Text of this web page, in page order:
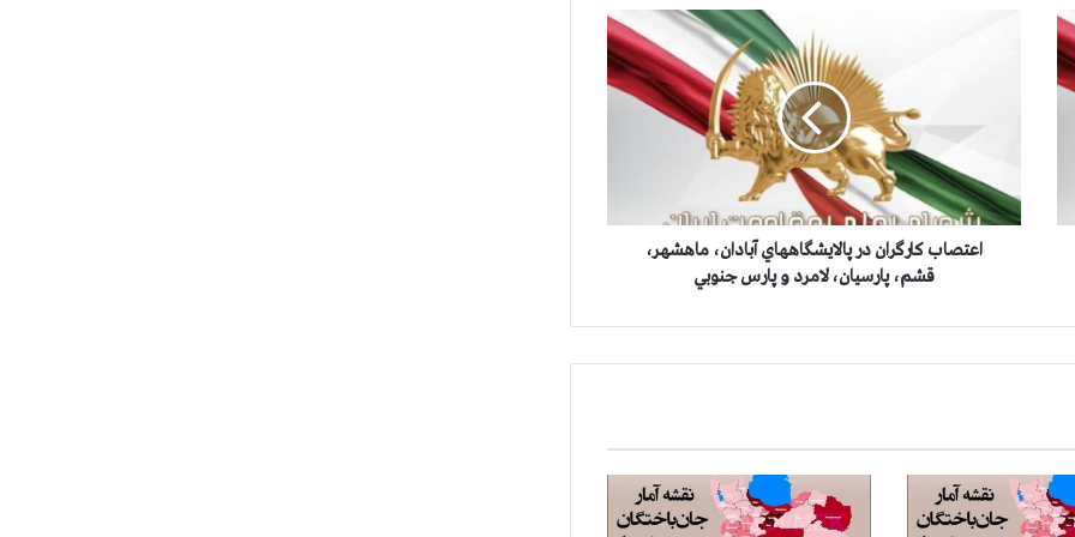
ا
ر
ن
ل
ا
ی
ش
اعتصاب كارگران در پالایشگاههاي آبادان، ماهشهر،
قشم، پارسیان، لامرد و پارس جنوبي